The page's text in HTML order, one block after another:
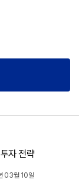
자 전략
03월 10일